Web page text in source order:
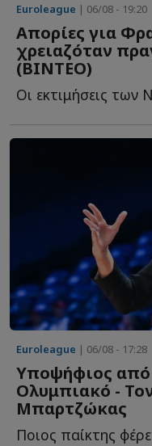
Euroleague | 06/08 - 19:20
Απορίες για
χρειαζόταν
(ΒΙΝΤΕΟ)
Euroleague | 06/08 - 17:28
Υποψήφιος από
Ολυμπιακό -
Μπαρτζώκας
Ποιος παίκτης